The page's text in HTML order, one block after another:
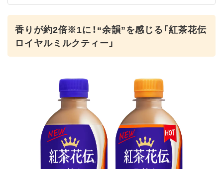
香りが約2倍※1に！“余韻”を感じる「紅茶花伝
ロイヤルミルクティー」